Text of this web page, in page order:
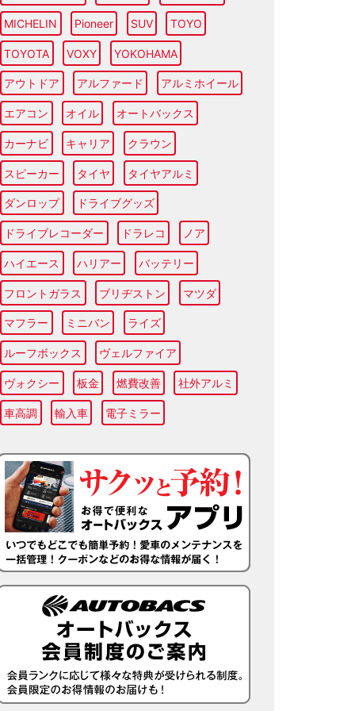
MICHELIN Pioneer SUV TOYO
TOYOTA VOXY YOKOHAMA
アウトドア アルファード アルミホイール
エアコン オイル オートバックス
カーナビ キャリア クラウン
スピーカー タイヤ タイヤアルミ
ダンロップ ドライブグッズ
ドライブレコーダー ドラレコ ノア
ハイエース ハリアー バッテリー
フロントガラス ブリヂストン マツダ
マフラー ミニバン ライズ
ルーフボックス ヴェルファイア
ヴォクシー 板金 燃費改善 社外アルミ
車高調 輸入車 電子ミラー